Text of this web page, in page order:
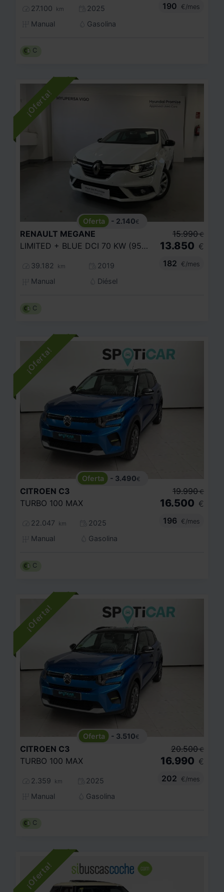
27.100 km
2025
Manual
Gasolina
190
€/mes
C
- 2.140€
RENAULT MEGANE
LIMITED + BLUE DCI 70 KW (95CV) SS
39.182 km
2019
Manual
Diésel
15.990 €
13.850 €
182
€/mes
C
- 3.490€
CITROEN C3
TURBO 100 MAX
22.047 km
2025
Manual
Gasolina
19.990 €
16.500 €
196
€/mes
C
- 3.510€
CITROEN C3
TURBO 100 MAX
2.359 km
2025
Manual
Gasolina
20.500 €
16.990 €
202
€/mes
C